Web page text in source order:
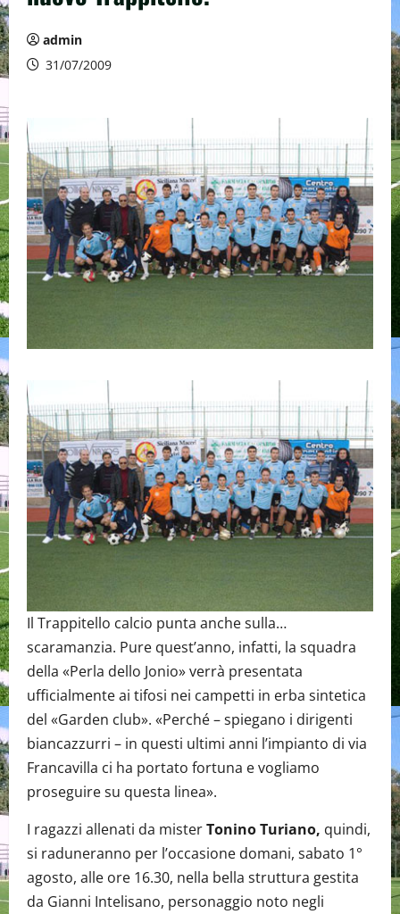
admin
31/07/2009
Il Trappitello calcio punta anche sulla…
scaramanzia. Pure quest’anno, infatti, la squadra
della «Perla dello Jonio» verrà presentata
ufficialmente ai tifosi nei campetti in erba sintetica
del «Garden club». «Perché – spiegano i dirigenti
biancazzurri – in questi ultimi anni l’impianto di via
Francavilla ci ha portato fortuna e vogliamo
proseguire su questa linea».
I ragazzi allenati da misterTonino Turiano, quindi,
si raduneranno per l’occasione domani, sabato 1°
agosto, alle ore 16.30, nella bella struttura gestita
da Gianni Intelisano, personaggio noto negli